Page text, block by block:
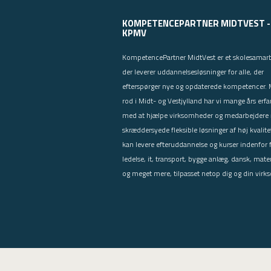
KOMPETENCEPARTNER MIDTVEST -
KPMV
KompetencePartner MidtVest er et
der leverer uddannelsesløsninger for alle, der
efterspørger nye og opdaterede kompetencer.
rod i Midt- og Vestjylland har vi mange års
med at hjælpe virksomheder og medarbejdere
skræddersyede fleksible løsninger af høj
kan levere efteruddannelse og kurser indenfor
ledelse, it, transport, bygge anlæg, dansk,
og meget mere, tilpasset netop dig og din